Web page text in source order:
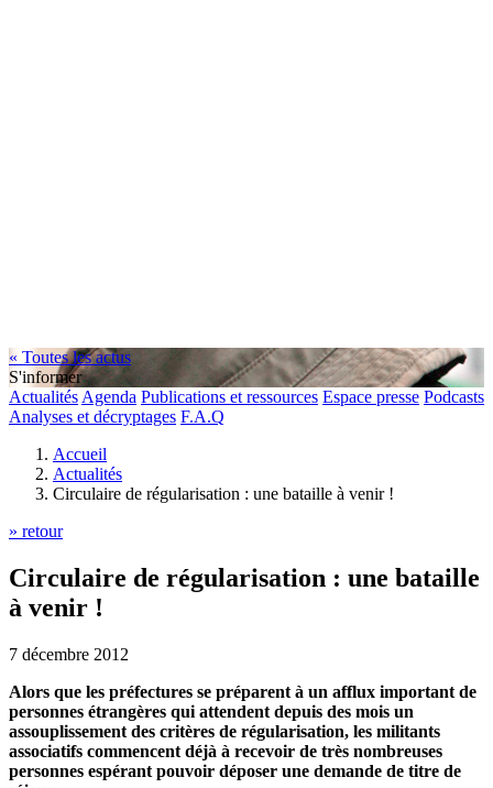
« Toutes les actus
S'informer
Actualités Agenda Publications et ressources Espace presse Podcasts
Analyses et décryptages F.A.Q
Accueil
Actualités
Circulaire de régularisation : une bataille à venir !
» retour
Circulaire de régularisation : une bataille
à venir !
7 décembre 2012
Alors que les préfectures se préparent à un afflux important de
personnes étrangères qui attendent depuis des mois un
assouplissement des critères de régularisation, les militants
associatifs commencent déjà à recevoir de très nombreuses
personnes espérant pouvoir déposer une demande de titre de